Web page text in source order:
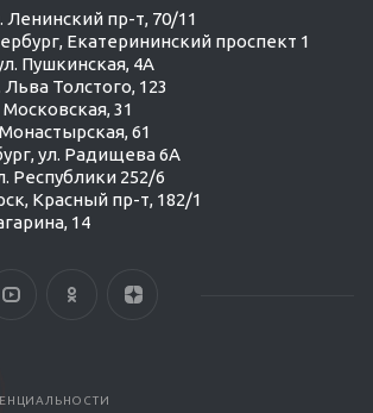
Кравченко
вопросы.
Ленинский пр-т, 70/11
Екатерининский проспект 1
Пушкинская, 4А
Льва Толстого, 123
Московская, 31
61
ул. Радищева 6А
Республики 252/6
Красный пр-т, 182/1
14